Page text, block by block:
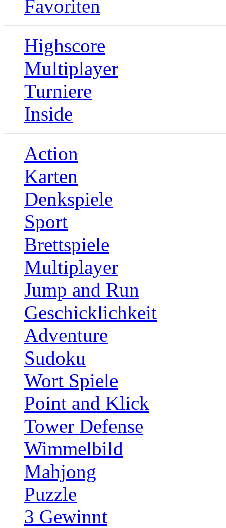
Favoriten
Highscore
Multiplayer
Turniere
Inside
Action
Karten
Denkspiele
Sport
Brettspiele
Multiplayer
Jump and Run
Geschicklichkeit
Adventure
Sudoku
Wort Spiele
Point and Klick
Tower Defense
Wimmelbild
Mahjong
Puzzle
3 Gewinnt